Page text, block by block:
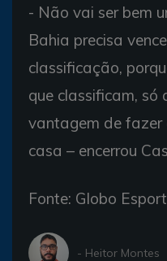
- Não vai ser bem
Bahia precisa
classificação,
que classificam, só
vantagem de
casa – encerrou
Fonte: Globo
- Heitor Montes